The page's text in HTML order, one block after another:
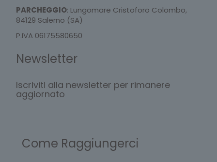
PARCHEGGIO: Lungomare Cristoforo Colombo,
84129 Salerno (SA)
P.IVA 06175580650
Newsletter
Iscriviti alla newsletter per rimanere
aggiornato
Come Raggiungerci